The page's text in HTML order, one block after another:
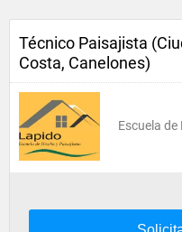
Técnico Paisajista
Costa, Canelones)
Escuela